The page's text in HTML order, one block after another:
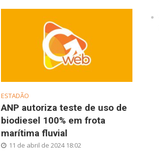
ESTADÃO
ANP autoriza teste de uso de
biodiesel 100% em frota
marítima fluvial
11 de abril de 2024 18:02